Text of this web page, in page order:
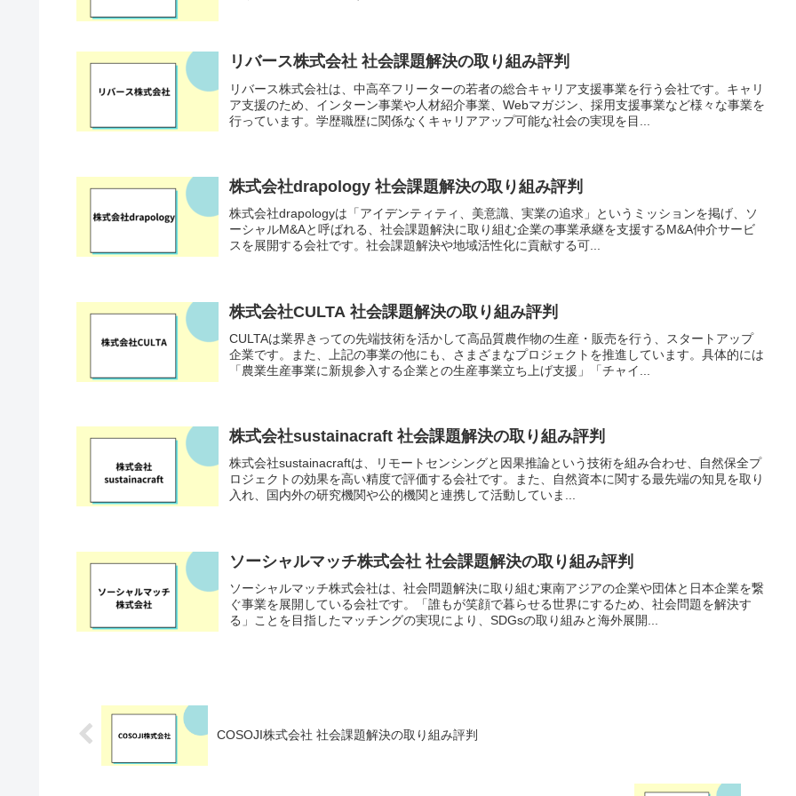
リバース株式会社 社会課題解決の取り組み評判
リバース株式会社は、中高卒フリーターの若者の総合キャリア支援事業を行う会社です。キャリ
ア支援のため、インターン事業や人材紹介事業、Webマガジン、採用支援事業など様々な事業を
行っています。学歴職歴に関係なくキャリアアップ可能な社会の実現を目...
株式会社drapology 社会課題解決の取り組み評判
株式会社drapologyは「アイデンティティ、美意識、実業の追求」というミッションを掲げ、ソ
ーシャルM&Aと呼ばれる、社会課題解決に取り組む企業の事業承継を支援するM&A仲介サービ
スを展開する会社です。社会課題解決や地域活性化に貢献する可...
株式会社CULTA 社会課題解決の取り組み評判
CULTAは業界きっての先端技術を活かして高品質農作物の生産・販売を行う、スタートアップ
企業です。また、上記の事業の他にも、さまざまなプロジェクトを推進しています。具体的には
「農業生産事業に新規参入する企業との生産事業立ち上げ支援」「チャイ...
株式会社sustainacraft 社会課題解決の取り組み評判
株式会社sustainacraftは、リモートセンシングと因果推論という技術を組み合わせ、自然保全プ
ロジェクトの効果を高い精度で評価する会社です。また、自然資本に関する最先端の知見を取り
入れ、国内外の研究機関や公的機関と連携して活動していま...
ソーシャルマッチ株式会社 社会課題解決の取り組み評判
ソーシャルマッチ株式会社は、社会問題解決に取り組む東南アジアの企業や団体と日本企業を繋
ぐ事業を展開している会社です。「誰もが笑顔で暮らせる世界にするため、社会問題を解決す
る」ことを目指したマッチングの実現により、SDGsの取り組みと海外展開...
COSOJI株式会社 社会課題解決の取り組み評判